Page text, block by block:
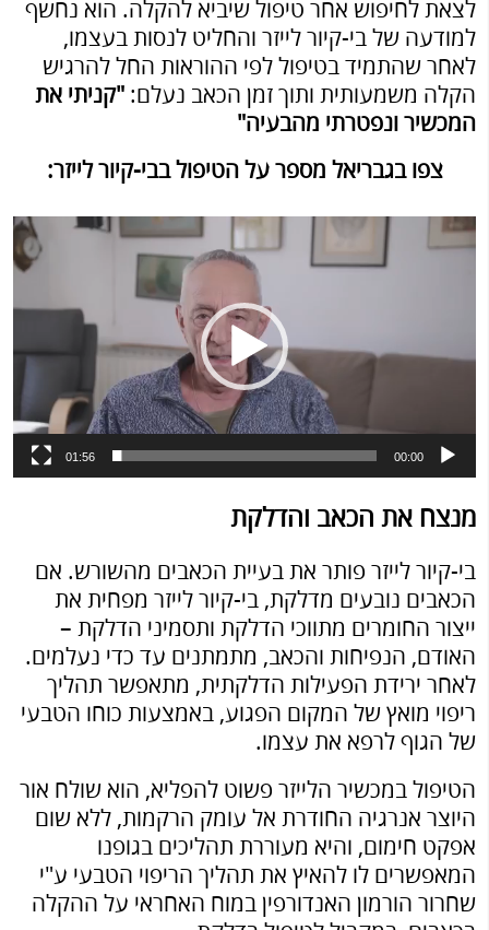
לצאת לחיפוש אחר טיפול שיביא להקלה. הוא נחשף
למודעה של בי-קיור לייזר והחליט לנסות בעצמו,
לאחר שהתמיד בטיפול לפי ההוראות החל להרגיש
הקלה משמעותית ותוך זמן הכאב נעלם: "קניתי את
המכשיר ונפטרתי מהבעיה"
צפו בגבריאל מספר על הטיפול בבי-קיור לייזר:
נגן
וידאו
00:00
01:56
מנצח את הכאב והדלקת
בי-קיור לייזר פותר את בעיית הכאבים מהשורש. אם
הכאבים נובעים מדלקת, בי-קיור לייזר מפחית את
ייצור החומרים מתווכי הדלקת ותסמיני הדלקת –
האודם, הנפיחות והכאב, מתמתנים עד כדי נעלמים.
לאחר ירידת הפעילות הדלקתית, מתאפשר תהליך
ריפוי מואץ של המקום הפגוע, באמצעות כוחו הטבעי
של הגוף לרפא את עצמו.
הטיפול במכשיר הלייזר פשוט להפליא, הוא שולח אור
היוצר אנרגיה החודרת אל עומק הרקמות, ללא שום
אפקט חימום, והיא מעוררת תהליכים בגופנו
המאפשרים לו להאיץ את תהליך הריפוי הטבעי ע"י
שחרור הורמון האנדורפין במוח האחראי על ההקלה